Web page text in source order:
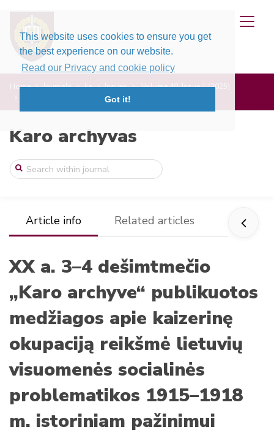
This website uses cookies to ensure you get
the best experience on our website.
Read our Privacy and cookie policy
Got it!
Home Journals ka Issues
Volume 40, Issue 1 (2025)
XX a. 3–4 dešimtmečio „Karo archyve“ pub ...
Karo archyvas
Article info Related articles
XX a. 3–4 dešimtmečio
„Karo archyve“ publikuotos
medžiagos apie kaizerinę
okupaciją reikšmė lietuvių
visuomenės socialinės
problematikos 1915–1918
m. istoriniam pažinimui